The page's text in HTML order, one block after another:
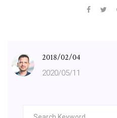
2018/02/04
2020/05/11